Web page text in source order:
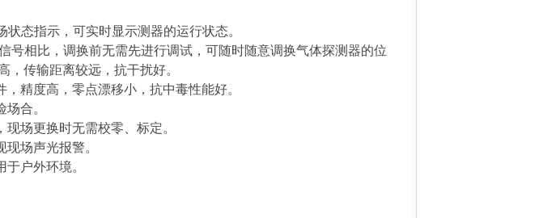
态指示，可实时显示测器的运行状态。
号相比，调换前无需先进行调试，可随时随意调换气体探测器的位
，传输距离较远，抗干扰好。
精度高，零点漂移小，抗中毒性能好。
合。
场更换时无需校零、标定。
场声光报警。
于户外环境。